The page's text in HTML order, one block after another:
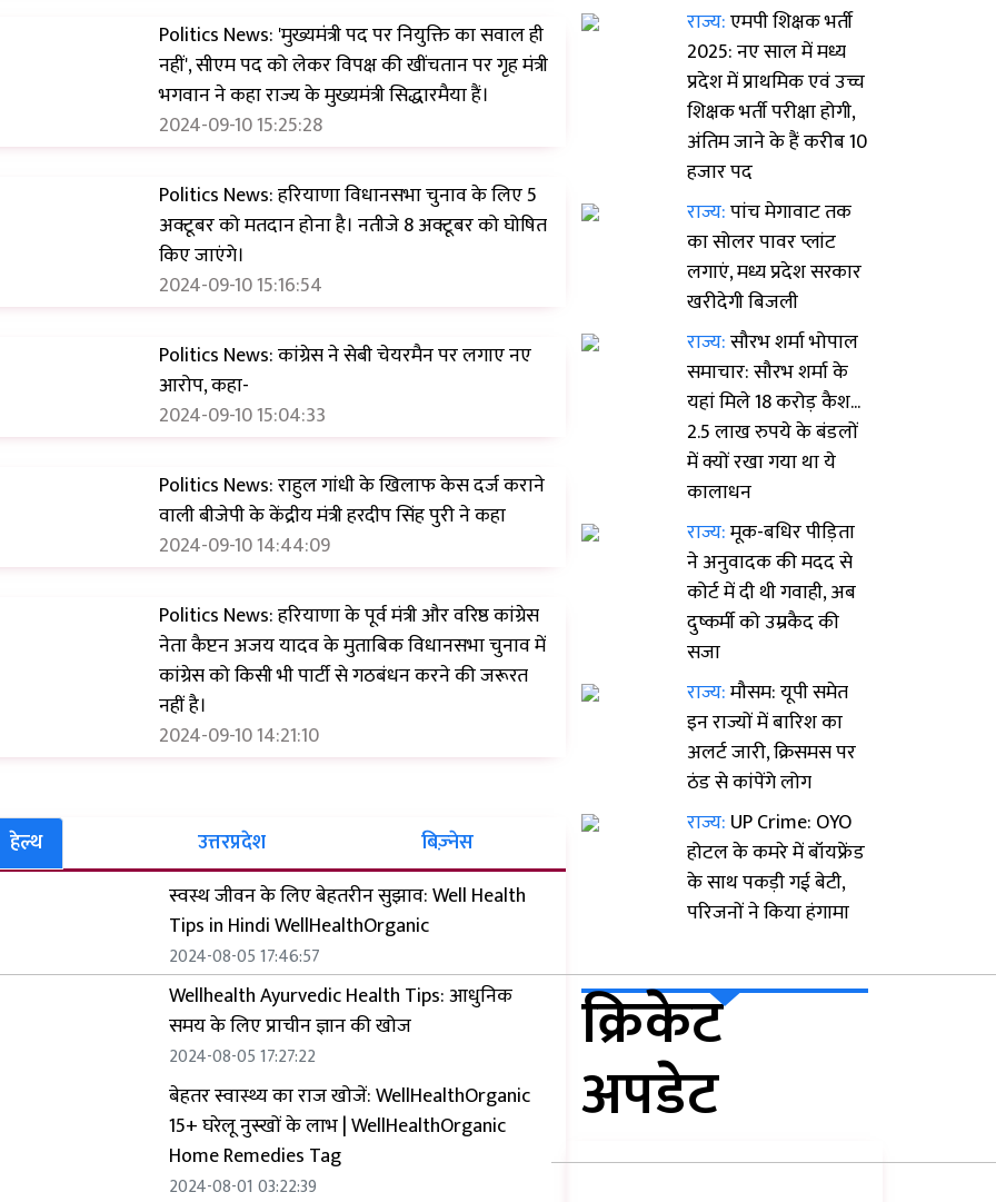
Politics News: 'मुख्यमंत्री पद पर नियुक्ति का सवाल ही
नहीं', सीएम पद को लेकर विपक्ष की खींचतान पर गृह मंत्री
भगवान ने कहा राज्य के मुख्यमंत्री सिद्धारमैया हैं।
2024-09-10 15:25:28
Politics News: हरियाणा विधानसभा चुनाव के लिए 5
अक्टूबर को मतदान होना है। नतीजे 8 अक्टूबर को घोषित
किए जाएंगे।
2024-09-10 15:16:54
Politics News: कांग्रेस ने सेबी चेयरमैन पर लगाए नए
आरोप, कहा-
2024-09-10 15:04:33
Politics News: राहुल गांधी के खिलाफ केस दर्ज कराने
वाली बीजेपी के केंद्रीय मंत्री हरदीप सिंह पुरी ने कहा
2024-09-10 14:44:09
Politics News: हरियाणा के पूर्व मंत्री और वरिष्ठ कांग्रेस
नेता कैप्टन अजय यादव के मुताबिक विधानसभा चुनाव में
कांग्रेस को किसी भी पार्टी से गठबंधन करने की जरूरत
नहीं है।
2024-09-10 14:21:10
हेल्थ उत्तरप्रदेश
बिज़्नेस
स्वस्थ जीवन के लिए बेहतरीन सुझाव: Well Health
Tips in Hindi WellHealthOrganic
2024-08-05 17:46:57
Wellhealth Ayurvedic Health Tips: आधुनिक
समय के लिए प्राचीन ज्ञान की खोज
2024-08-05 17:27:22
बेहतर स्वास्थ्य का राज खोजें: WellHealthOrganic
15+ घरेलू नुस्खों के लाभ | WellHealthOrganic
Home Remedies Tag
2024-08-01 03:22:39
राज्य:एमपी शिक्षक भर्ती
2025: नए साल में मध्य
प्रदेश में प्राथमिक एवं उच्च
शिक्षक भर्ती परीक्षा होगी,
अंतिम जाने के हैं करीब 10
हजार पद
राज्य:पांच मेगावाट तक
का सोलर पावर प्लांट
लगाएं, मध्य प्रदेश सरकार
खरीदेगी बिजली
राज्य:सौरभ शर्मा भोपाल
समाचार: सौरभ शर्मा के
यहां मिले 18 करोड़ कैश...
2.5 लाख रुपये के बंडलों
में क्यों रखा गया था ये
कालाधन
राज्य:मूक-बधिर पीड़िता
ने अनुवादक की मदद से
कोर्ट में दी थी गवाही, अब
दुष्कर्मी को उम्रकैद की
सजा
राज्य:मौसम: यूपी समेत
इन राज्यों में बारिश का
अलर्ट जारी, क्रिसमस पर
ठंड से कांपेंगे लोग
राज्य: UP Crime: OYO
होटल के कमरे में बॉयफ्रेंड
के साथ पकड़ी गई बेटी,
परिजनों ने किया हंगामा
क्रिकेट
अपडेट